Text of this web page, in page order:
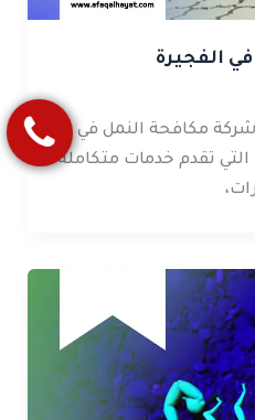
الفجيرة
شركة مكافحة النمل في
التي تقدم خدمات متكاملة